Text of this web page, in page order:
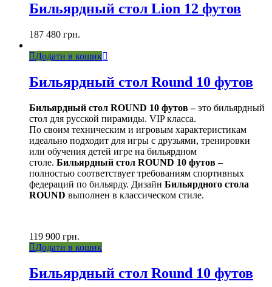
Бильярдный стол Lion 12 футов
187 480 грн.
Додати в кошик
Бильярдный стол Round 10 футов
Бильярдный стол ROUND 10 футов –это бильярдный
стол для русской пирамиды. VIP класса.
По своим техническим и игровым характеристикам
идеально подходит для игры с друзьями, тренировки
или обучения детей игре на бильярдном
столе. Бильярдный стол ROUND 10 футов –
полностью соответствует требованиям спортивных
федераций по бильярду. Дизайн Бильярдного стола
ROUND выполнен в классическом стиле.
119 900 грн.
Додати в кошик
Бильярдный стол Round 10 футов